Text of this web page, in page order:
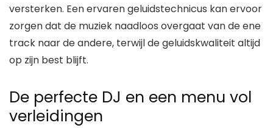
versterken. Een ervaren geluidstechnicus kan ervoor
zorgen dat de muziek naadloos overgaat van de ene
track naar de andere, terwijl de geluidskwaliteit altijd
op zijn best blijft.
De perfecte DJ en een menu vol
verleidingen